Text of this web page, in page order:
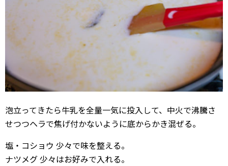
泡立ってきたら牛乳を全量一気に投入して、中火で沸騰さ
せつつヘラで焦げ付かないように底からかき混ぜる。
塩・コショウ 少々で味を整える。
ナツメグ 少々はお好みで入れる。